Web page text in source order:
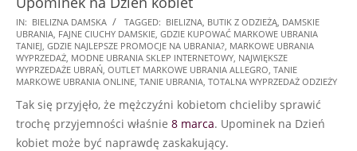
2026-
02-
18
IN: BIELIZNA DAMSKA TAGGED: BIELIZNA BUTIK Z ODZIEŻĄ DAMSKIE
UBRANIA FAJNE CIUCHY DAMSKIE GDZIE KUPOWAĆ MARKOWE UBRANIA
TANIEJ GDZIE NAJLEPSZE PROMOCJE NA UBRANIA? MARKOWE UBRANIA
WYPRZEDAŻ MODNE UBRANIA SKLEP INTERNETOWY NAJWIĘKSZE
WYPRZEDAŻE UBRAŃ OUTLET MARKOWE UBRANIA ALLEGRO TANIE
MARKOWE UBRANIA ONLINE TANIE UBRANIA TOTALNA WYPRZEDAŻ ODZIEŻY
Tak się przyjęło, że mężczyźni kobietom chcieliby sprawić
trochę przyjemności właśnie 8 marca. Upominek na Dzień
kobiet może być naprawdę zaskakujący.